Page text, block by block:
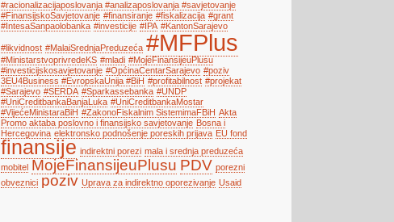
#racionalizacijaposlovanja #analizaposlovanja #savjetovanje
#FinansijskoSavjetovanje #finansiranje #fiskalizacija #grant
#IntesaSanpaolobanka #investicije #IPA #KantonSarajevo
#likvidnost #MalaiSrednjaPreduzeća #MFPlus
#MinistarstvoprivredeKS #mladi #MojeFinansijeuPlusu
#investicijskosavjetovanje #OpćinaCentarSarajevo #poziv
3EU4Business #EvropskaUnija #BiH #profitabilnost #projekat
#Sarajevo #SERDA #Sparkassebanka #UNDP
#UniCreditbankaBanjaLuka #UniCreditbankaMostar
#VijećeMinistaraBiH #ZakonoFiskalnim SistemimaFBiH Akta
Promo aktaba poslovno i finansijsko savjetovanje Bosna i
Hercegovina elektronsko podnošenje poreskih prijava EU fond
finansije indirektni porezi mala i srednja preduzeća
mobitel MojeFinansijeuPlusu PDV porezni
obveznici poziv Uprava za indirektno oporezivanje Usaid